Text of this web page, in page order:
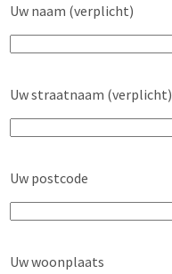
Uw naam (verplicht)
Uw straatnaam (verplicht)
Uw postcode
Uw woonplaats